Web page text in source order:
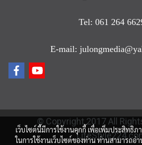
Tel: 061 264
E-mail:
© Copyright 2017 All
เว็บไซต์นี้มีการใช้งานคุกกี้ เพื่อเพิ่มประสิทธิ
ในการใช้งานเว็บไซต์ของท่าน ท่านสามารถอ่